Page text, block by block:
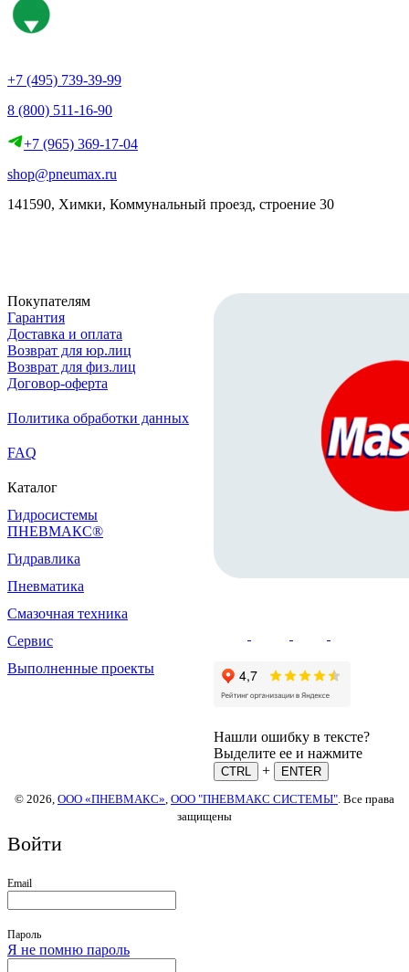
+7 (495) 739-39-99
8 (800) 511-16-90
+7 (965) 369-17-04
shop@pneumax.ru
141590, Химки, Коммунальный проезд, строение 30
Покупателям
Гарантия
Доставка и оплата
Возврат для юр.лиц
Возврат для физ.лиц
Договор-оферта
Политика обработки данных
FAQ
Каталог
Гидросистемы
ПНЕВМАКС®
Гидравлика
Пневматика
Смазочная техника
Сервис
Выполненные проекты
Нашли ошибку в тексте?
Выделите ее и нажмите
CTRL +
ENTER
© 2026, ООО «ПНЕВМАКС» ООО "ПНЕВМАКС СИСТЕМЫ" . Все права
защищены
Войти
Email
Пароль
Я не помню пароль